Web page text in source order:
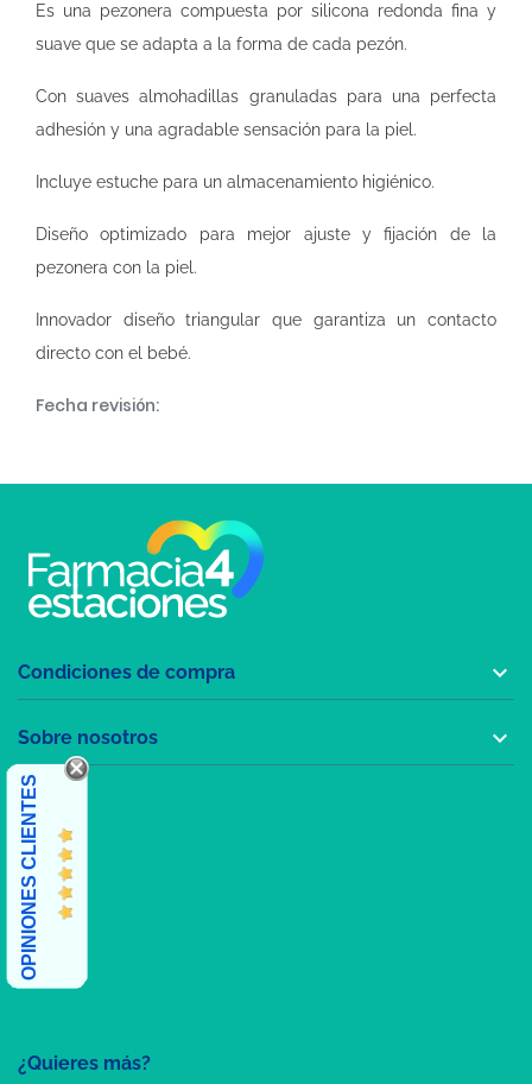
Es una pezonera compuesta por silicona redonda fina y
suave que se adapta a la forma de cada pezón.
Con suaves almohadillas granuladas para una perfecta
adhesión y una agradable sensación para la piel.
Incluye estuche para un almacenamiento higiénico.
Diseño optimizado para mejor ajuste y fijación de la
pezonera con la piel.
Innovador diseño triangular que garantiza un contacto
directo con el bebé.
Fecha revisión:
¿Quieres más?
Condiciones de compra 
Sobre nosotros 
OPINIONES CLIENTES